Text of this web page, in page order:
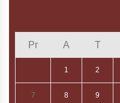
Pr A T
1 2
7 8 9